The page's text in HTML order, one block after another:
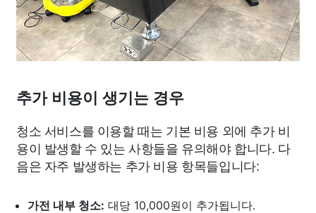
추가 비용이 생기는 경우
청소 서비스를 이용할 때는 기본 비용 외에 추가 비
용이 발생할 수 있는 사항들을 유의해야 합니다. 다
음은 자주 발생하는 추가 비용 항목들입니다:
가전 내부 청소: 대당 10,000원이 추가됩니다.